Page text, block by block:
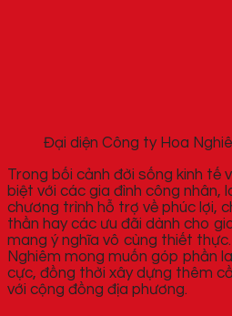
Đại diện Công ty Hoa
Trong bối cảnh đời sống kinh tế
biệt với các gia đình công nhân,
chương trình hỗ trợ về phúc lợi,
thần hay các ưu đãi dành cho
mang ý nghĩa vô cùng thiết thực.
Nghiêm mong muốn góp phần
cực, đồng thời xây dựng thêm
với cộng đồng địa phương.